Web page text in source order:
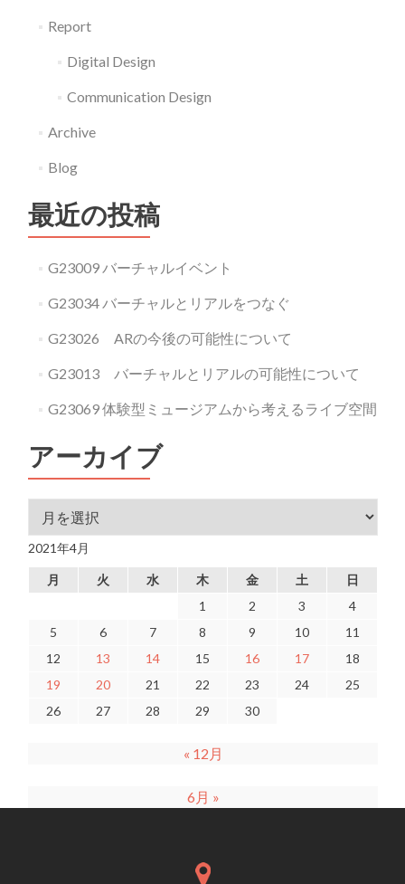
Report
Digital Design
Communication Design
Archive
Blog
最近の投稿
G23009 バーチャルイベント
G23034 バーチャルとリアルをつなぐ
G23026 ARの今後の可能性について
G23013 バーチャルとリアルの可能性について
G23069 体験型ミュージアムから考えるライブ空間
アーカイブ
アーカイブ
2021年4月
月 火 水 木 金 土
日
1
2 3
4
5
6 7 8 9 10
11
12
13 14 15 16 17
18
19
20 21 22 23 24
25
26
27 28 29 30
« 12月
6月 »